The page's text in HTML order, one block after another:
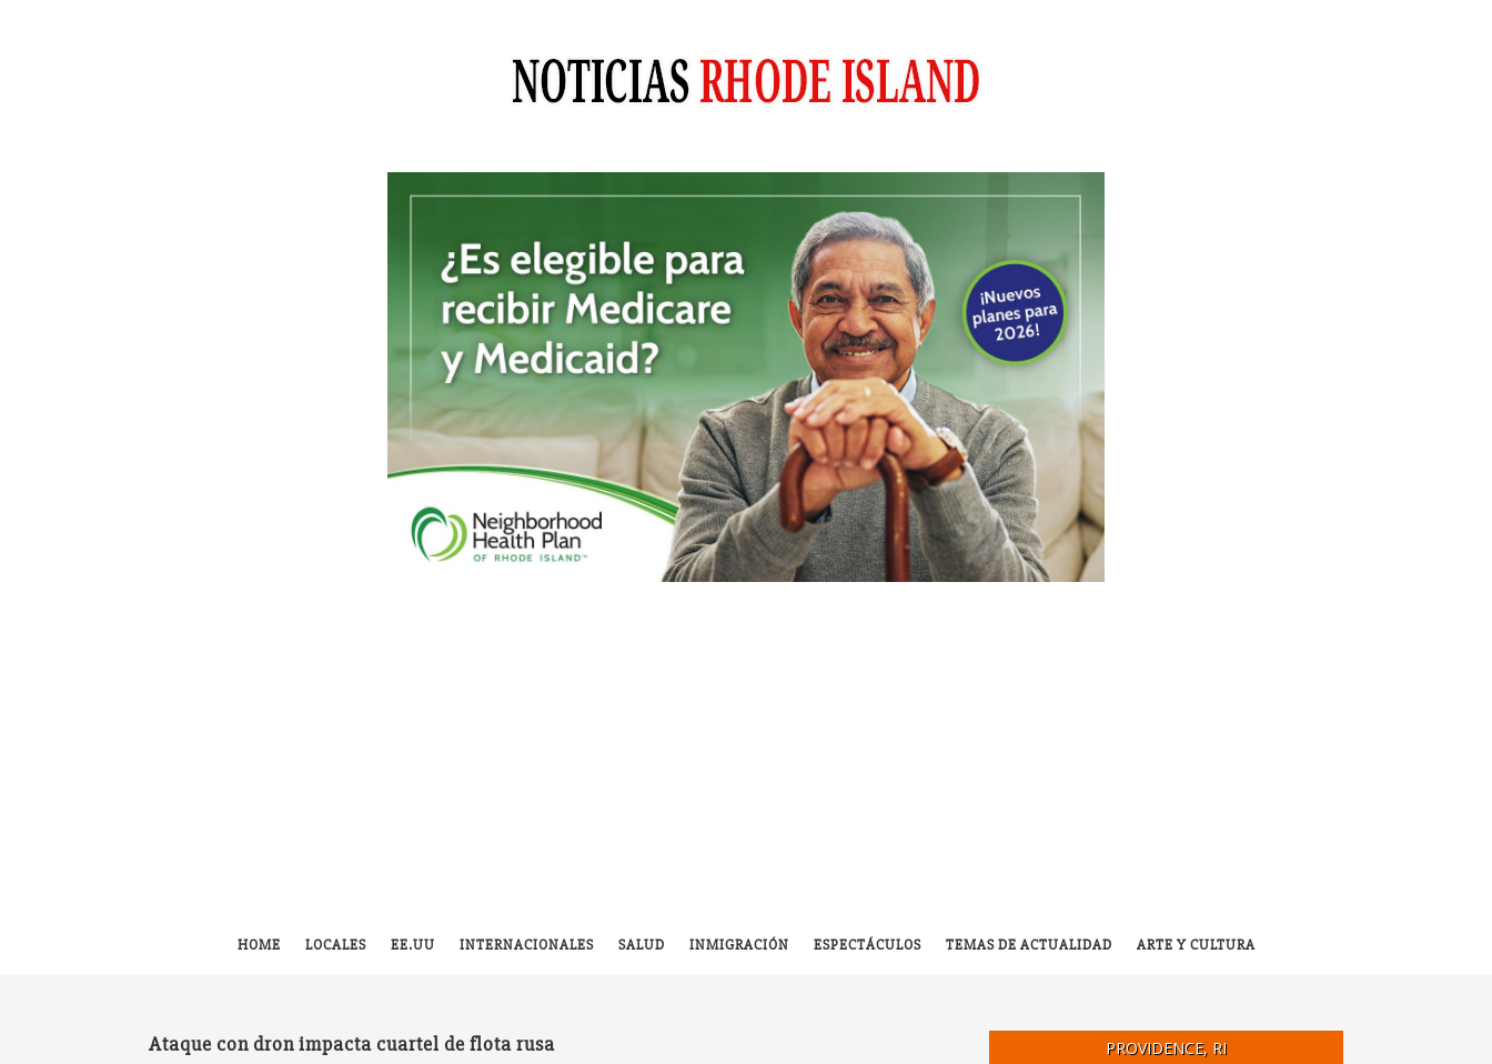
HOME LOCALES EE.UU INTERNACIONALES SALUD INMIGRACIÓN ESPECTÁCULOS TEMAS DE ACTUALIDAD ARTE Y CULTURA
Ataque con dron impacta cuartel de flota rusa PROVIDENCE, RI